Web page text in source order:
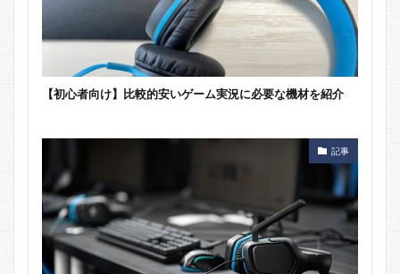
【初心者向け】比較的安いゲーム実況に必要な機材を紹介
記事